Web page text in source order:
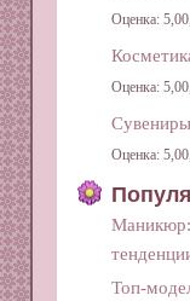
Оценка:
Оценка:
Сувениры
Оценка:
Топ-